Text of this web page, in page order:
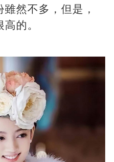
然不多，但是，
的。